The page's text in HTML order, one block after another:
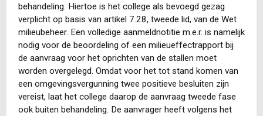
behandeling. Hiertoe is het college als bevoegd gezag
verplicht op basis van artikel 7.28, tweede lid, van de Wet
milieubeheer. Een volledige aanmeldnotitie m.e.r. is namelijk
nodig voor de beoordeling of een milieueffectrapport bij
de aanvraag voor het oprichten van de stallen moet
worden overgelegd. Omdat voor het tot stand komen van
een omgevingsvergunning twee positieve besluiten zijn
vereist, laat het college daarop de aanvraag tweede fase
ook buiten behandeling. De aanvrager heeft volgens het